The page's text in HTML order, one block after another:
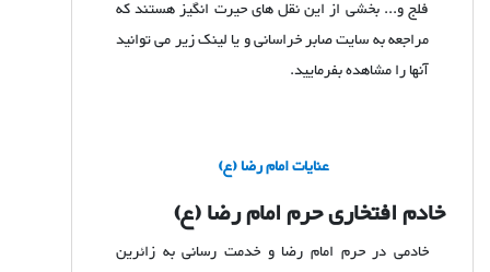
فلج و... بخشی از این نقل های حیرت انگیز هستند که
مراجعه به سایت صابر خراسانی و یا لینک زیر می توانید
آنها را مشاهده بفرمایید.
عنایات امام رضا (ع)
خادم افتخاری حرم امام رضا (ع)
خادمی در حرم امام رضا و خدمت رسانی به زائرین